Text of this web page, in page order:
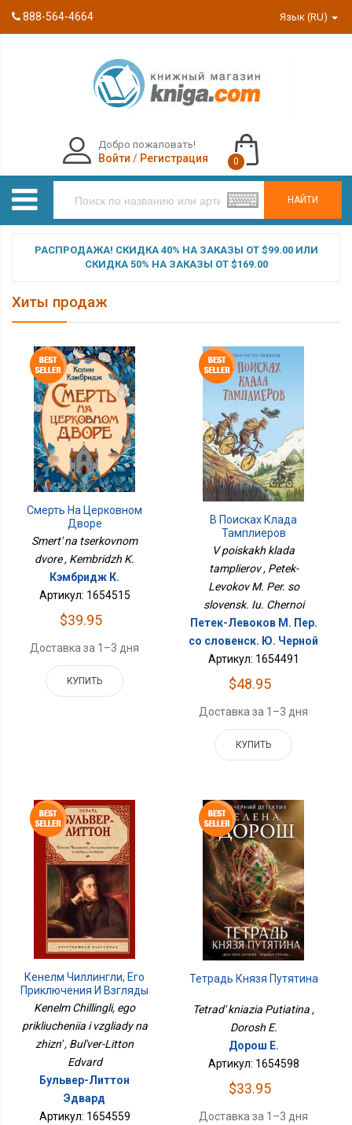
888-564-4664 Язык (RU)
НАЙТИ
Добро пожаловать!
Войти / Регистрация 0
РАСПРОДАЖА! СКИДКА 40% НА ЗАКАЗЫ ОТ $99.00 ИЛИ
СКИДКА 50% НА ЗАКАЗЫ ОТ $169.00
Хиты продаж
Смерть На Церковном
Дворе
Smert' na tserkovnom
dvore , Kembridzh K.
Кэмбридж К.
Артикул: 1654515
$39.95
Доставка за 1–3 дня
КУПИТЬ
В Поисках Клада
Тамплиеров
V poiskakh klada
tamplierov , Petek-
Levokov M. Per. so
slovensk. Iu. Chernoi
Петек-Левоков М. Пер.
со словенск. Ю. Черной
Артикул: 1654491
$48.95
Доставка за 1–3 дня
КУПИТЬ
Кенелм Чиллингли, Его
Приключения И Взгляды
На Жизнь
Kenelm Chillingli, ego
prikliucheniia i vzgliady na
zhizn' , Bul'ver-Litton
Edvard
Бульвер-Литтон
Эдвард
Артикул: 1654559
Тетрадь Князя Путятина
Tetrad' kniazia Putiatina ,
Dorosh E.
Дорош Е.
Артикул: 1654598
$33.95
Доставка за 1–3 дня